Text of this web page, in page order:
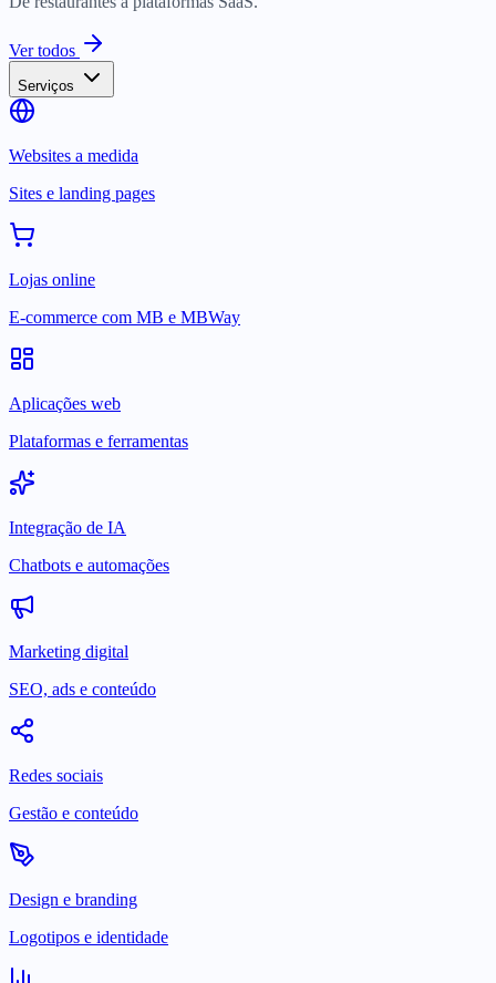
Ver todos
Serviços
Websites a medida
Sites e landing pages
Lojas online
E-commerce com MB e MBWay
Aplicações web
Plataformas e ferramentas
Integração de IA
Chatbots e automações
Marketing digital
SEO, ads e conteúdo
Redes sociais
Gestão e conteúdo
Design e branding
Logotipos e identidade